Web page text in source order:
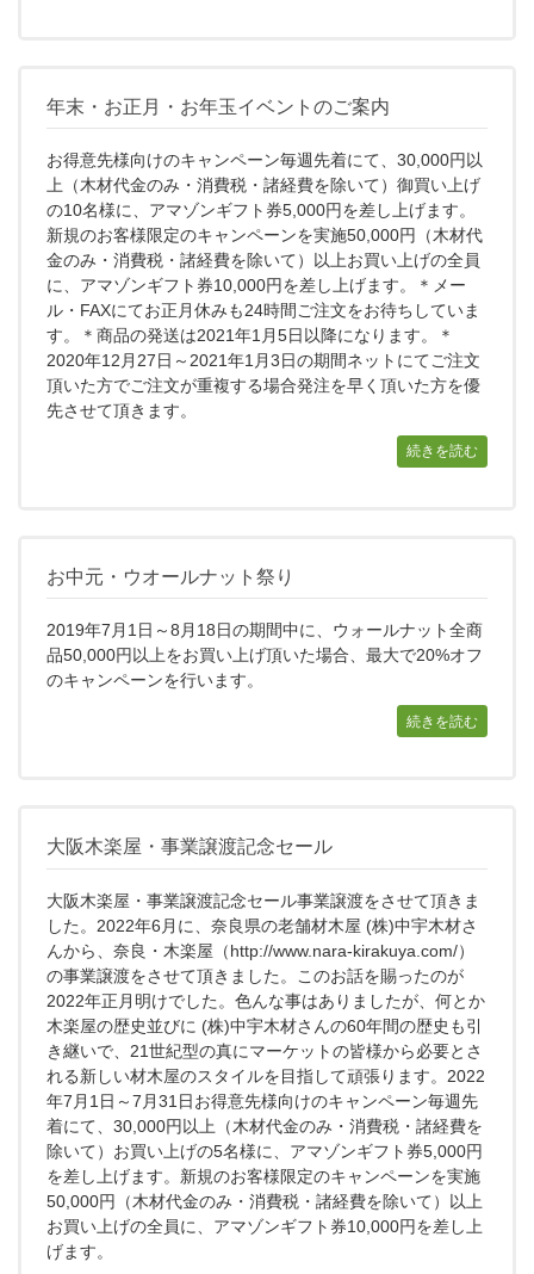
年末・お正月・お年玉イベントのご案内
お得意先様向けのキャンペーン毎週先着にて、30,000円以
上（木材代金のみ・消費税・諸経費を除いて）御買い上げ
の10名様に、アマゾンギフト券5,000円を差し上げます。
新規のお客様限定のキャンペーンを実施50,000円（木材代
金のみ・消費税・諸経費を除いて）以上お買い上げの全員
に、アマゾンギフト券10,000円を差し上げます。＊メー
ル・FAXにてお正月休みも24時間ご注文をお待ちしていま
す。＊商品の発送は2021年1月5日以降になります。＊
2020年12月27日～2021年1月3日の期間ネットにてご注文
頂いた方でご注文が重複する場合発注を早く頂いた方を優
先させて頂きます。
続きを読む
お中元・ウオールナット祭り
2019年7月1日～8月18日の期間中に、ウォールナット全商
品50,000円以上をお買い上げ頂いた場合、最大で20%オフ
のキャンペーンを行います。
続きを読む
大阪木楽屋・事業譲渡記念セール
大阪木楽屋・事業譲渡記念セール事業譲渡をさせて頂きま
した。2022年6月に、奈良県の老舗材木屋 (株)中宇木材さ
んから、奈良・木楽屋（http://www.nara-kirakuya.com/）
の事業譲渡をさせて頂きました。このお話を賜ったのが
2022年正月明けでした。色んな事はありましたが、何とか
木楽屋の歴史並びに (株)中宇木材さんの60年間の歴史も引
き継いで、21世紀型の真にマーケットの皆様から必要とさ
れる新しい材木屋のスタイルを目指して頑張ります。2022
年7月1日～7月31日お得意先様向けのキャンペーン毎週先
着にて、30,000円以上（木材代金のみ・消費税・諸経費を
除いて）お買い上げの5名様に、アマゾンギフト券5,000円
を差し上げます。新規のお客様限定のキャンペーンを実施
50,000円（木材代金のみ・消費税・諸経費を除いて）以上
お買い上げの全員に、アマゾンギフト券10,000円を差し上
げます。